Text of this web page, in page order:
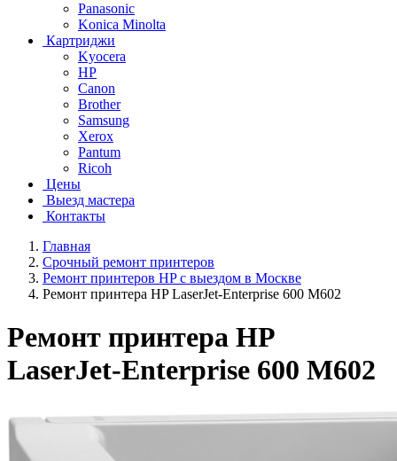
Panasonic
Konica Minolta
Картриджи
Kyocera
HP
Canon
Brother
Samsung
Xerox
Pantum
Ricoh
Цены
Выезд мастера
Контакты
Главная
Срочный ремонт принтеров
Ремонт принтеров HP с выездом в Москве
Ремонт принтера HP LaserJet-Enterprise 600 M602
Ремонт принтера HP
LaserJet-Enterprise 600 M602